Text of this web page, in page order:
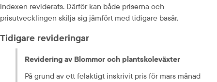
indexen reviderats. Därför kan både priserna och
prisutvecklingen skilja sig jämfört med tidigare basår.
Tidigare revideringar
Revidering av Blommor och plantskoleväxter
På grund av ett felaktigt inskrivit pris för mars månad